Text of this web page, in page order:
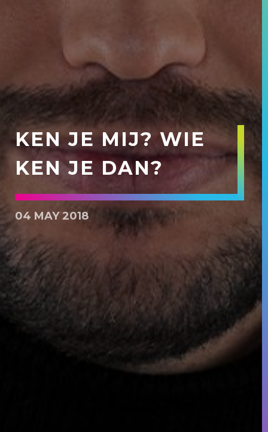
KEN JE MIJ? WIE
KEN JE DAN?
04 MAY 2018